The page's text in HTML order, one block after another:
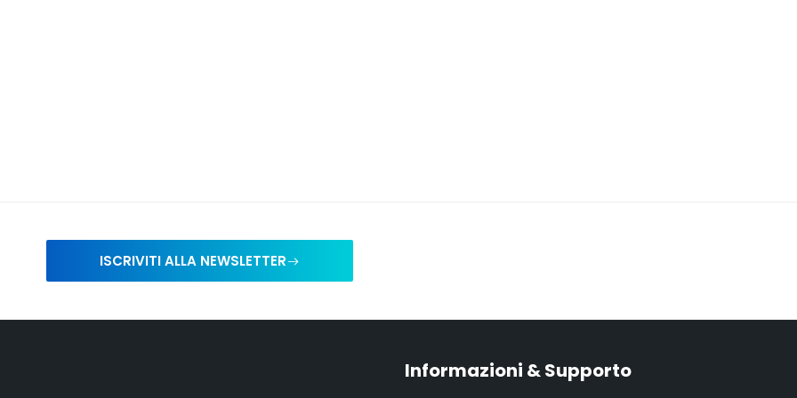
ISCRIVITI ALLA NEWSLETTER
Informazioni & Supporto